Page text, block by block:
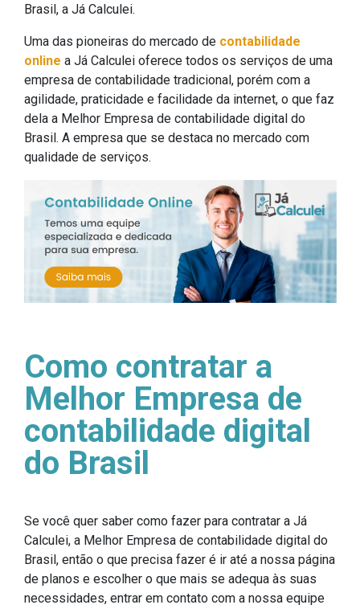
Brasil, a Já Calculei.
Uma das pioneiras do mercado de contabilidade
online a Já Calculei oferece todos os serviços de uma
empresa de contabilidade tradicional, porém com a
agilidade, praticidade e facilidade da internet, o que faz
dela a Melhor Empresa de contabilidade digital do
Brasil. A empresa que se destaca no mercado com
qualidade de serviços.
Como contratar a
Melhor Empresa de
contabilidade digital
do Brasil
Se você quer saber como fazer para contratar a Já
Calculei, a Melhor Empresa de contabilidade digital do
Brasil, então o que precisa fazer é ir até a nossa página
de planos e escolher o que mais se adequa às suas
necessidades, entrar em contato com a nossa equipe